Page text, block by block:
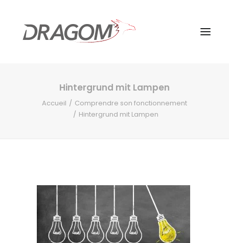
Hintergrund mit Lampen
Accueil
Comprendre son fonctionnement
Hintergrund mit Lampen